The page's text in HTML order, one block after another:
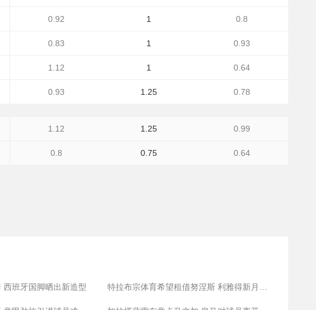
0.92 1 0.8
0.83 1 0.93
1.12 1 0.64
0.93 1.25 0.78
1.12 1.25 0.99
0.8 0.75 0.64
西班牙国脚晒出新造型